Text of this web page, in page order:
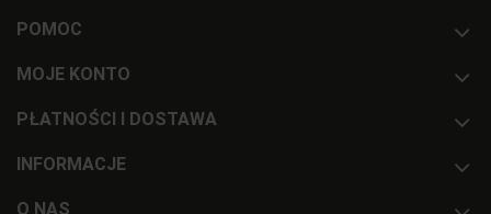
POMOC
MOJE KONTO
PŁATNOŚCI I DOSTAWA
INFORMACJE
O NAS